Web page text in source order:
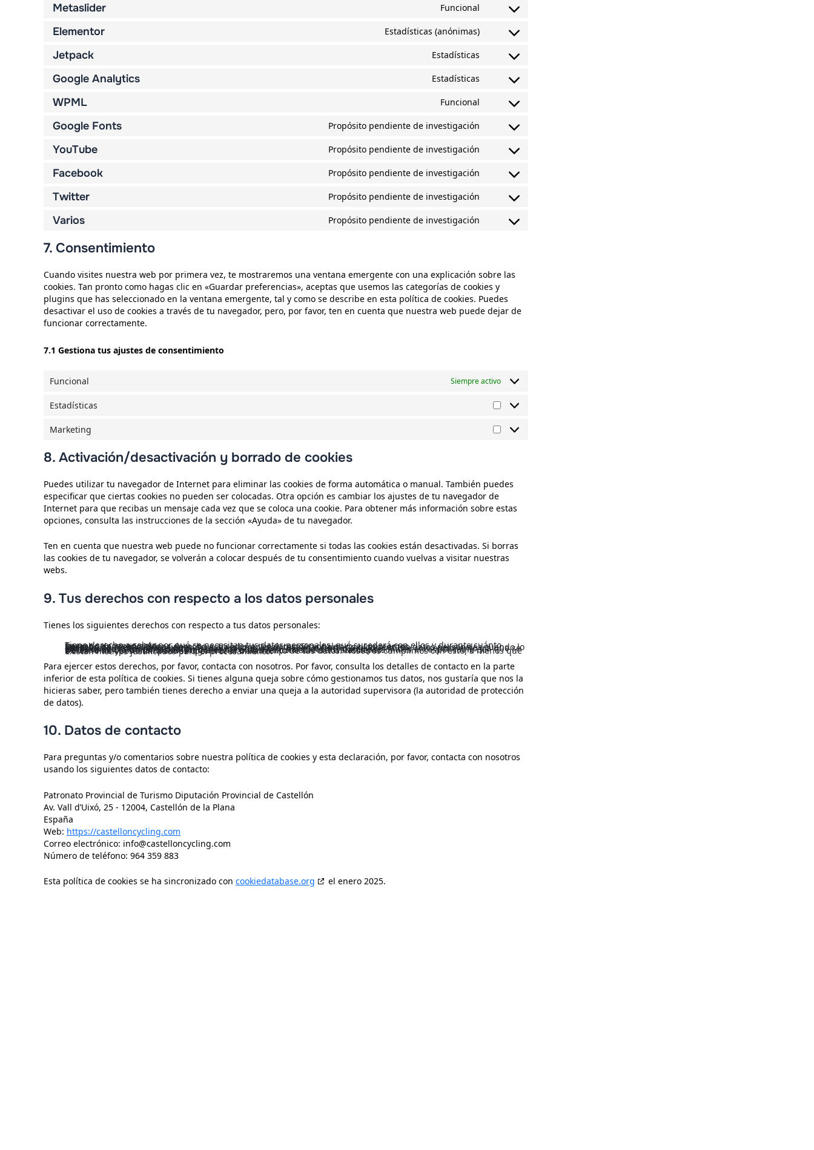
Metaslider Funcional
Elementor Estadísticas (anónimas)
Jetpack Estadísticas
Google Analytics Estadísticas
WPML Funcional
Google Fonts Propósito pendiente de investigación
YouTube Propósito pendiente de investigación
Facebook Propósito pendiente de investigación
Twitter Propósito pendiente de investigación
Varios Propósito pendiente de investigación
7. Consentimiento
Cuando visites nuestra web por primera vez, te mostraremos una ventana emergente con una explicación sobre las
cookies. Tan pronto como hagas clic en «Guardar preferencias», aceptas que usemos las categorías de cookies y
plugins que has seleccionado en la ventana emergente, tal y como se describe en esta política de cookies. Puedes
desactivar el uso de cookies a través de tu navegador, pero, por favor, ten en cuenta que nuestra web puede dejar de
funcionar correctamente.
7.1 Gestiona tus ajustes de consentimiento
Funcional Siempre activo
Estadísticas
Marketing
8. Activación/desactivación y borrado de cookies
Puedes utilizar tu navegador de Internet para eliminar las cookies de forma automática o manual. También puedes
especificar que ciertas cookies no pueden ser colocadas. Otra opción es cambiar los ajustes de tu navegador de
Internet para que recibas un mensaje cada vez que se coloca una cookie. Para obtener más información sobre estas
opciones, consulta las instrucciones de la sección «Ayuda» de tu navegador.
Ten en cuenta que nuestra web puede no funcionar correctamente si todas las cookies están desactivadas. Si borras
las cookies de tu navegador, se volverán a colocar después de tu consentimiento cuando vuelvas a visitar nuestras
webs.
9. Tus derechos con respecto a los datos personales
Tienes los siguientes derechos con respecto a tus datos personales:
Tiene derecho a saber por qué se necesitan tus datos personales, qué sucederá con ellos y durante cuánto tiempo se conservarán.
Derecho de acceso: tienes derecho a acceder a tus datos personales que conocemos.
Derecho de rectificación: tienes derecho a completar, rectificar, borrar o bloquear tus datos personales cuando lo desees.
Si nos das tu consentimiento para procesar tus datos, tienes derecho a revocar dicho consentimiento y a que se eliminen tus datos personales.
Derecho de cesión de tus datos: tienes derecho a solicitar todos tus datos personales al responsable del tratamiento y a transferirlos íntegramente a otro responsable del tratamiento.
Derecho de oposición: puedes oponerte al tratamiento de tus datos. Nosotros cumplimos con esto, a menos que existan motivos justificados para el procesamiento.
Para ejercer estos derechos, por favor, contacta con nosotros. Por favor, consulta los detalles de contacto en la parte
inferior de esta política de cookies. Si tienes alguna queja sobre cómo gestionamos tus datos, nos gustaría que nos la
hicieras saber, pero también tienes derecho a enviar una queja a la autoridad supervisora (la autoridad de protección
de datos).
10. Datos de contacto
Para preguntas y/o comentarios sobre nuestra política de cookies y esta declaración, por favor, contacta con nosotros
usando los siguientes datos de contacto:
Patronato Provincial de Turismo Diputación Provincial de Castellón
Av. Vall d’Uixó, 25 - 12004, Castellón de la Plana
España
Web: https://castelloncycling.com
Correo electrónico: info@castelloncycling.com
Número de teléfono: 964 359 883
Esta política de cookies se ha sincronizado con cookiedatabase.org el enero 2025.